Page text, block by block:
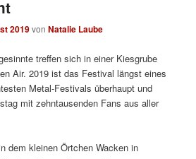
2019vonNatalie Laube
treffen sich in einer Kiesgrube
Air. 2019 ist das Festival längst eines
Metal-Festivals überhaupt und
mit zehntausenden Fans aus aller
dem kleinen Örtchen Wacken in